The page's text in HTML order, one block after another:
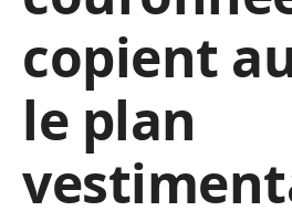
copient
le plan